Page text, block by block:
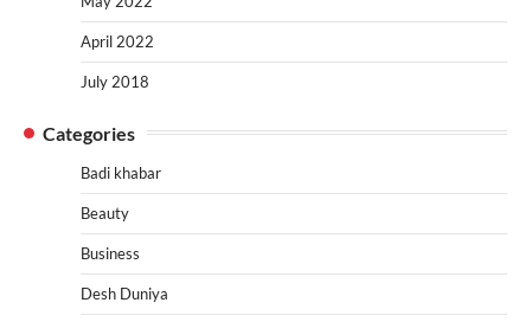
April 2022
July 2018
Categories
Badi khabar
Beauty
Business
Desh Duniya